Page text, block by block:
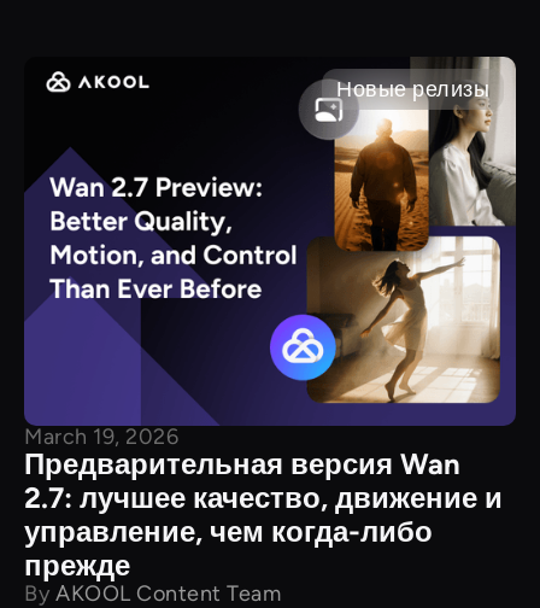
Новые релизы
March 19, 2026
Предварительная версия Wan
2.7: лучшее качество, движение и
управление, чем когда-либо
прежде
By AKOOL Content Team